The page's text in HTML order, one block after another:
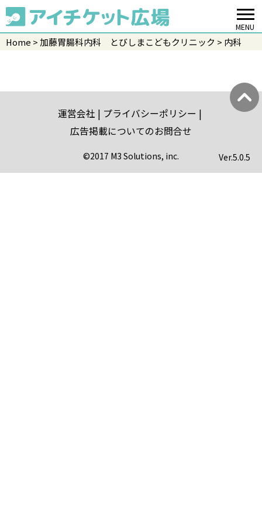
MENU
Home 加藤胃腸科内科 とびしまこどもクリニック 内科
運営会社
プライバシーポリシー
広告掲載についてのお問合せ
©2017 M3 Solutions, inc. Ver.5.0.5